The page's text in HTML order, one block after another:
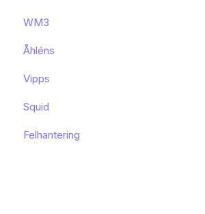
Kända begränsningar
Kom igång
WM3
Kom igång
Åhléns
Kom igång
Funktioner och användning
Kända begränsningar
Vipps
Funktioner och användning
Squid
Felhantering